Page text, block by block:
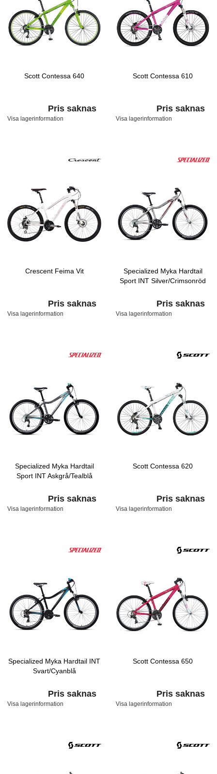
Scott Contessa 640
Pris saknas
Visa lagerinformation
Scott Contessa 610
Pris saknas
Visa lagerinformation
Crescent Feima Vit
Pris saknas
Visa lagerinformation
Specialized Myka Hardtail
Sport INT Silver/Crimsonröd
Pris saknas
Visa lagerinformation
Specialized Myka Hardtail
Sport INT Askgrå/Tealblå
Pris saknas
Visa lagerinformation
Scott Contessa 620
Pris saknas
Visa lagerinformation
Specialized Myka Hardtail INT
Svart/Cyanblå
Pris saknas
Visa lagerinformation
Scott Contessa 650
Pris saknas
Visa lagerinformation